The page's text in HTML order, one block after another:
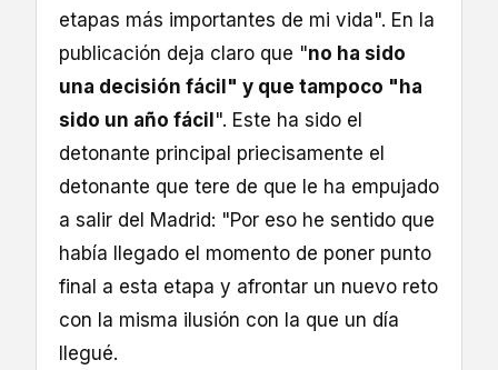
etapas más importantes de mi vida". En la
publicación deja claro que "no ha sido
una decisión fácil" y que tampoco "ha
sido un año fácil ". Este ha sido el
detonante principal priecisamente el
detonante que tere de que le ha empujado
a salir del Madrid: "Por eso he sentido que
había llegado el momento de poner punto
final a esta etapa y afrontar un nuevo reto
con la misma ilusión con la que un día
llegué.